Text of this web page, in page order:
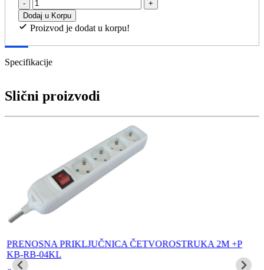
-
+
Dodaj u Korpu
Proizvod je dodat u korpu!
Specifikacije
Slični proizvodi
PRENOSNA PRIKLJUČNICA ČETVOROSTRUKA 2M +P
KB-RB-04KL